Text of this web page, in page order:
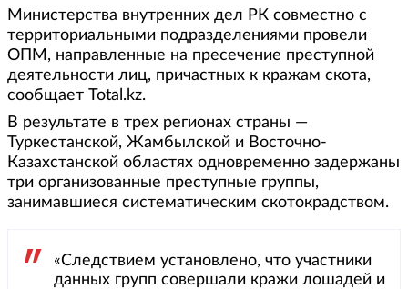
Министерства внутренних дел РК совместно с
территориальными подразделениями провели
ОПМ, направленные на пресечение преступной
деятельности лиц, причастных к кражам скота,
сообщает Total.kz.
В результате в трех регионах страны —
Туркестанской, Жамбылской и Восточно-
Казахстанской областях одновременно задержаны
три организованные преступные группы,
занимавшиеся систематическим скотокрадством.
«Следствием установлено, что участники
данных групп совершали кражи лошадей и